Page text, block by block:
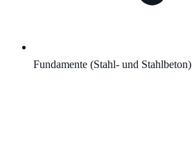
Fundamente (Stahl- und Stahlbeton)